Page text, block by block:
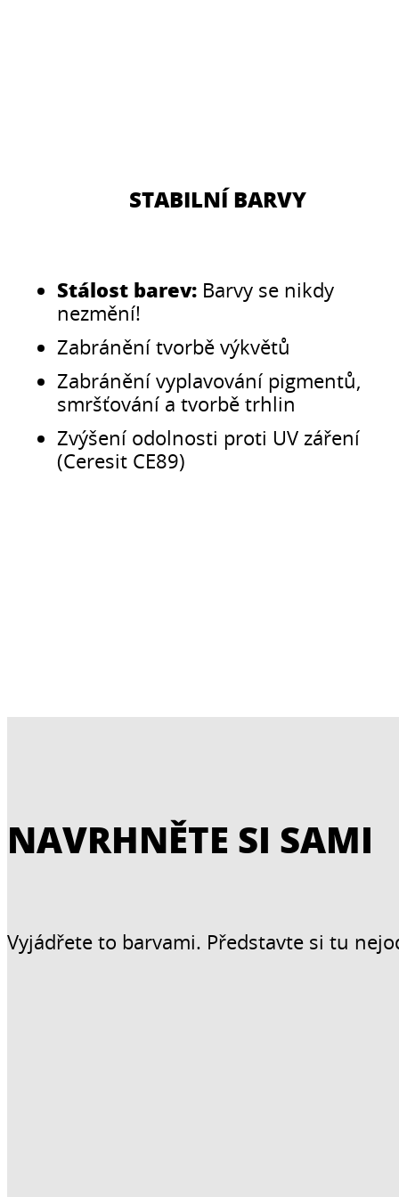
STABILNÍ BARVY
Stálost barev: Barvy se nikdy
nezmění!
Zabránění tvorbě výkvětů
Zabránění vyplavování pigmentů,
smršťování a tvorbě trhlin
Zvýšení odolnosti proti UV záření
(Ceresit CE89)
NAVRHNĚTE SI SAMI
Vyjádřete to barvami. Představte si tu